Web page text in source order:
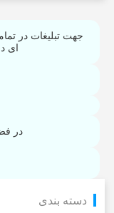
جهت تبلیغات در
ای
در
دسته بندی